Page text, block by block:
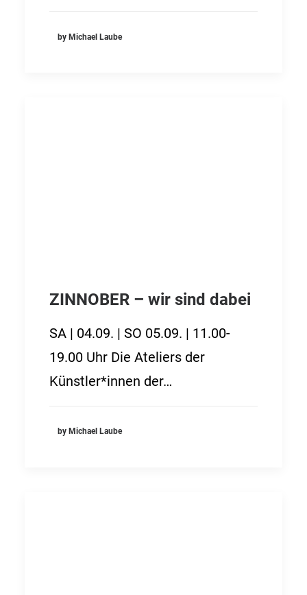
by Michael Laube
ZINNOBER – wir sind dabei
SA | 04.09. | SO 05.09. | 11.00-
19.00 Uhr Die Ateliers der
Künstler*innen der…
by Michael Laube